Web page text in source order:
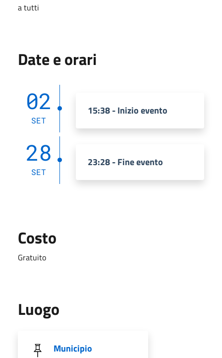
a tutti
Date e orari
02
SET
15:38 - Inizio evento
28
SET
23:28 - Fine evento
Costo
Gratuito
Luogo
Municipio